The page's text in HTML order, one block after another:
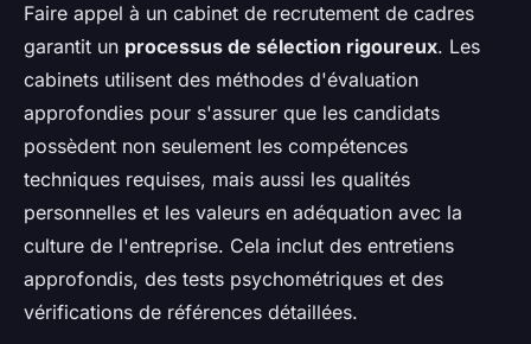
Faire appel à un cabinet de recrutement de cadres
garantit un processus de sélection rigoureux. Les
cabinets utilisent des méthodes d'évaluation
approfondies pour s'assurer que les candidats
possèdent non seulement les compétences
techniques requises, mais aussi les qualités
personnelles et les valeurs en adéquation avec la
culture de l'entreprise. Cela inclut des entretiens
approfondis, des tests psychométriques et des
vérifications de références détaillées.